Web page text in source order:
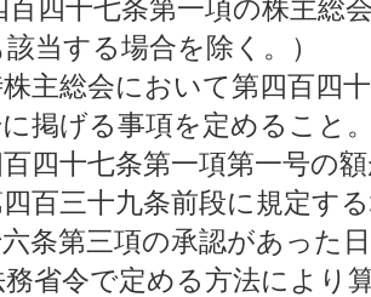
四十七条第一項の株主総
当する場合を除く。）
主総会において第四百四
掲げる事項を定めること
四十七条第一項第一号の
百三十九条前段に規定す
条第三項の承認があった
務省令で定める方法により